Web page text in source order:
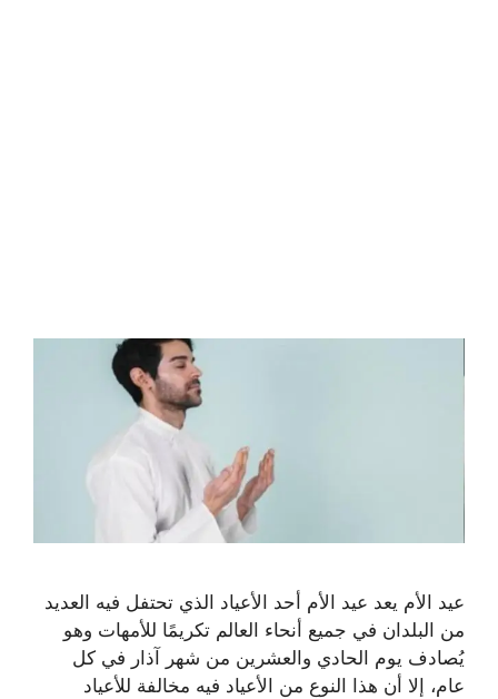
عيد الأم يعد عيد الأم أحد الأعياد الذي تحتفل فيه العديد
من البلدان في جميع أنحاء العالم تكريمًا للأمهات وهو
يُصادف يوم الحادي والعشرين من شهر آذار في كل
عام، إلا أن هذا النوع من الأعياد فيه مخالفة للأعياد